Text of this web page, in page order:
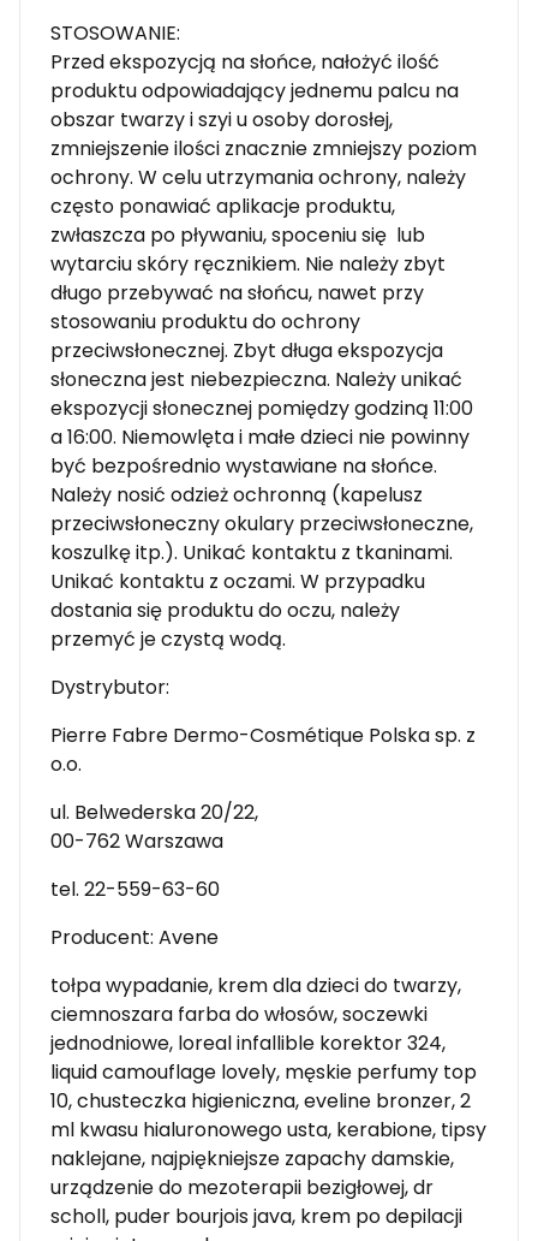
STOSOWANIE:
Przed ekspozycją na słońce, nałożyć ilość
produktu odpowiadający jednemu palcu na
obszar twarzy i szyi u osoby dorosłej,
zmniejszenie ilości znacznie zmniejszy poziom
ochrony. W celu utrzymania ochrony, należy
często ponawiać aplikacje produktu,
zwłaszcza po pływaniu, spoceniu się lub
wytarciu skóry ręcznikiem. Nie należy zbyt
długo przebywać na słońcu, nawet przy
stosowaniu produktu do ochrony
przeciwsłonecznej. Zbyt długa ekspozycja
słoneczna jest niebezpieczna. Należy unikać
ekspozycji słonecznej pomiędzy godziną 11:00
a 16:00. Niemowlęta i małe dzieci nie powinny
być bezpośrednio wystawiane na słońce.
Należy nosić odzież ochronną (kapelusz
przeciwsłoneczny okulary przeciwsłoneczne,
koszulkę itp.). Unikać kontaktu z tkaninami.
Unikać kontaktu z oczami. W przypadku
dostania się produktu do oczu, należy
przemyć je czystą wodą.
Dystrybutor:
Pierre Fabre Dermo-Cosmétique Polska sp. z
o.o.
ul. Belwederska 20/22,
00-762 Warszawa
tel. 22-559-63-60
Producent: Avene
tołpa wypadanie, krem dla dzieci do twarzy,
ciemnoszara farba do włosów, soczewki
jednodniowe, loreal infallible korektor 324,
liquid camouflage lovely, męskie perfumy top
10, chusteczka higieniczna, eveline bronzer, 2
ml kwasu hialuronowego usta, kerabione, tipsy
naklejane, najpiękniejsze zapachy damskie,
urządzenie do mezoterapii bezigłowej, dr
scholl, puder bourjois java, krem po depilacji